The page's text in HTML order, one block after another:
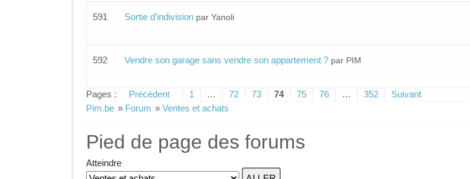
591 Sortie d’indivision par Yanoli
592 Vendre son garage sans vendre son appartement ? par PIM
Pages : Précédent 1 … 72 73 74 75 76 … 352
Suivant
Pim.be » Forum » Ventes et achats
Pied de page des forums
Atteindre